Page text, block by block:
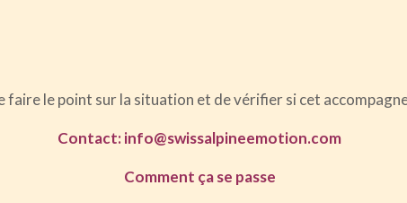
faire le point sur la situation et de vérifier si cet
Contact: info@swissalpineemotion.com
Comment ça se passe